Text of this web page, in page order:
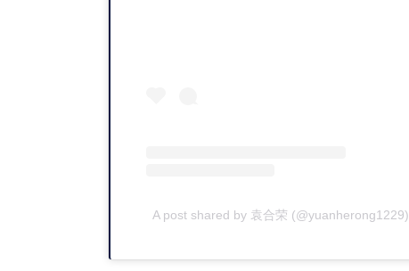
A post shared by 袁合荣 (@yuanherong1229)